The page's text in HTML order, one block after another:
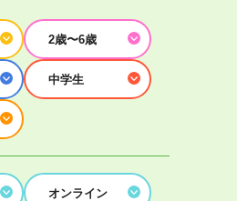
2歳〜6歳
中学生
オンライン